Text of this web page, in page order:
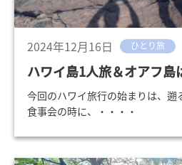
2024年12月16日 ひとり旅
ハワイ島1人旅＆オアフ島
今回のハワイ旅行の始まりは、遡
食事会の時に、・・・・